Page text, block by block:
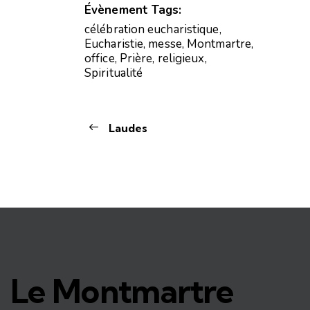
Évènement Tags:
célébration eucharistique,
Eucharistie, messe, Montmartre,
office, Prière, religieux,
Spiritualité
Laudes
Le Montmartre